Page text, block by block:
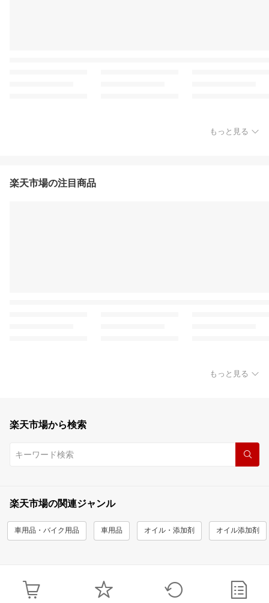
もっと見る
楽天市場の注目商品
もっと見る
楽天市場から検索
楽天市場の関連ジャンル
車用品・バイク用品 車用品 オイル・添加剤 オイル添加剤